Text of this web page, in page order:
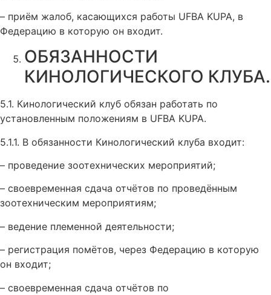
– приём жалоб, касающихся работы UFBA KUPA, в
Федерацию в которую он входит.
ОБЯЗАННОСТИ
КИНОЛОГИЧЕСКОГО КЛУБА.
5.1. Кинологический клуб обязан работать по
установленным положениям в UFBA KUPA.
5.1.1. В обязанности Кинологический клуба входит:
– проведение зоотехнических мероприятий;
– своевременная сдача отчётов по проведённым
зоотехническим мероприятиям;
– ведение племенной деятельности;
– регистрация помётов, через Федерацию в которую
он входит;
– своевременная сдача отчётов по